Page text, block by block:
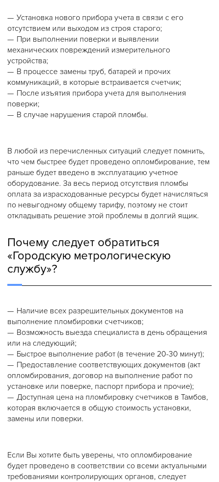
Установка нового прибора учета в связи с его
отсутствием или выходом из строя старого;
При выполнении поверки и выявлении
механических повреждений измерительного
устройства;
В процессе замены труб, батарей и прочих
коммуникаций, в которые встраивается счетчик;
После изъятия прибора учета для выполнения
поверки;
В случае нарушения старой пломбы.
В любой из перечисленных ситуаций следует помнить,
что чем быстрее будет проведено опломбирование, тем
раньше будет введено в эксплуатацию учетное
оборудование. За весь период отсутствия пломбы
оплата за израсходованные ресурсы будет начисляться
по невыгодному общему тарифу, поэтому не стоит
откладывать решение этой проблемы в долгий ящик.
Почему следует обратиться
«Городскую метрологическую
службу»?
Наличие всех разрешительных документов на
выполнение пломбировки счетчиков;
Возможность выезда специалиста в день обращения
или на следующий;
Быстрое выполнение работ (в течение 20-30 минут);
Предоставление соответствующих документов (акт
опломбирования, договор на выполнение работ по
установке или поверке, паспорт прибора и прочие);
Доступная цена на пломбировку счетчиков в Тамбов,
которая включается в общую стоимость установки,
замены или поверки.
Если Вы хотите быть уверены, что опломбирование
будет проведено в соответствии со всеми актуальными
требованиями контролирующих органов, следует